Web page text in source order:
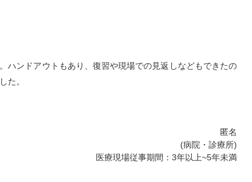
ハンドアウトもあり、復習や現場での見返しなどもできたの
た。
匿名
(病院・診療所)
医療現場従事期間：3年以上~5年未満